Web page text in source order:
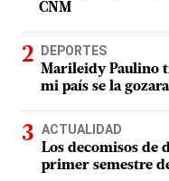
CNM
DEPORTES
Marileidy Paulino
mi país se la
ACTUALIDAD
Los decomisos de
primer semestre